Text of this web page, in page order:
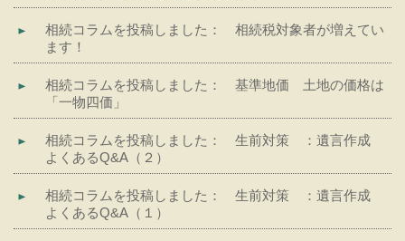
相続コラムを投稿しました： 相続税対象者が増えてい
ます！
相続コラムを投稿しました： 基準地価 土地の価格は
「一物四価」
相続コラムを投稿しました： 生前対策 ：遺言作成
よくあるQ&A（２）
相続コラムを投稿しました： 生前対策 ：遺言作成
よくあるQ&A（１）